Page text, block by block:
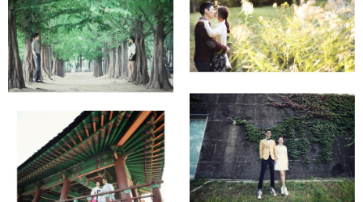
서울숲
서울숲 + 가로수길
파주 헤이리 예술마을
명동성당 + 남산한옥마을